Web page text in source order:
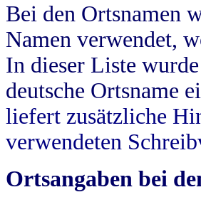
Bei den Ortsnamen
Namen verwendet,
In dieser Liste
deutsche Ortsname
liefert zusätzliche
verwendeten
Ortsangaben bei